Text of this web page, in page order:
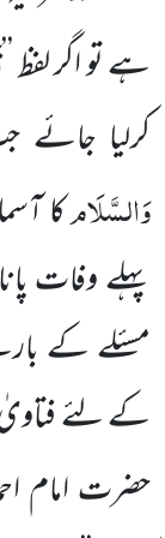
ہے تو اگر لفظ ’’
کرلیا
وَالسَّلَامکا
پہلے وفات
مسئلے کے
حضرت امام